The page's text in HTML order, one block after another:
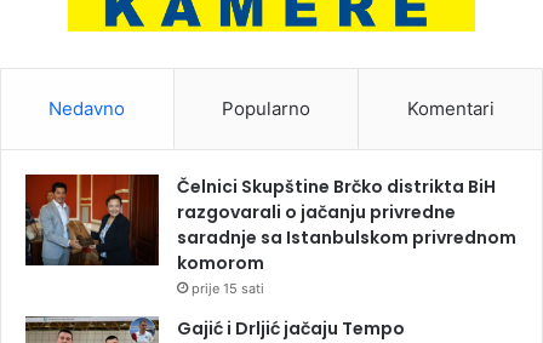
Nedavno Popularno Komentari
Čelnici Skupštine Brčko distrikta BiH
razgovarali o jačanju privredne
saradnje sa Istanbulskom privrednom
komorom
prije 15 sati
Gajić i Drljić jačaju Tempo